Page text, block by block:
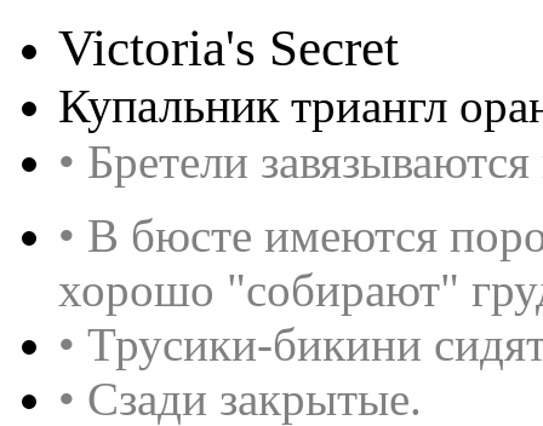
Victoria's Secret
Купальник триангл
• Бретели
• В бюсте имеются
хорошо "собирают"
• Трусики-бикини
• Сзади закрытые.